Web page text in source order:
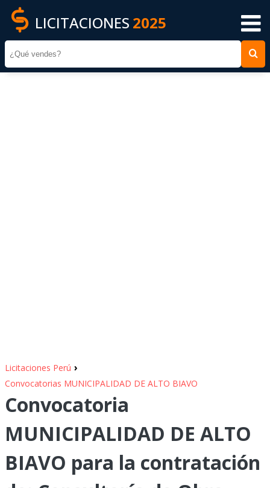
LICITACIONES 2025
Licitaciones Perú ›
Convocatorias MUNICIPALIDAD DE ALTO BIAVO
Convocatoria
MUNICIPALIDAD DE ALTO
BIAVO para la contratación